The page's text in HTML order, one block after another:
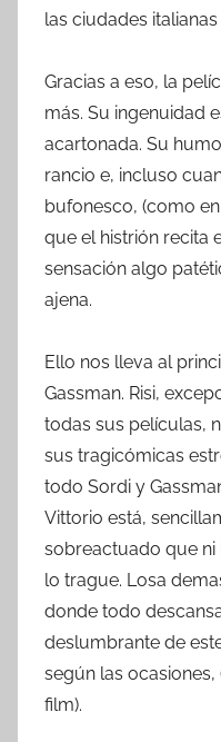
las ciudades
Gracias a eso, la
más. Su ingenuidad
acartonada. Su
rancio e, incluso
bufonesco, (como
que el histrión recita
sensación algo
ajena.
Ello nos lleva al
Gassman. Risi,
todas sus películas,
sus tragicómicas
todo Sordi y
Vittorio está,
sobreactuado que ni
lo trague. Losa
donde todo
deslumbrante de
según las
film).